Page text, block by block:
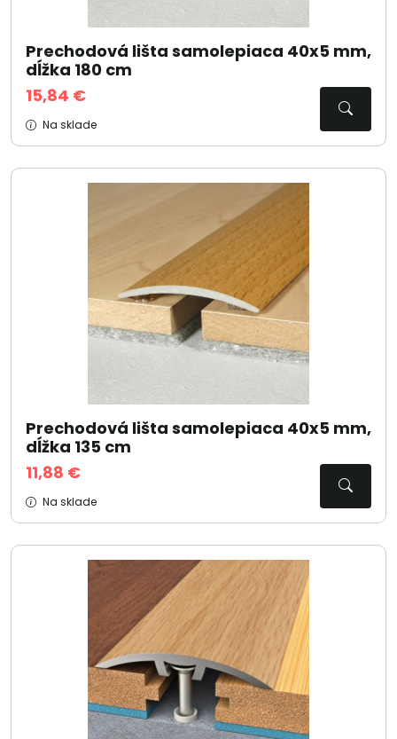
Prechodová lišta samolepiaca 40x5 mm,
dĺžka 180 cm
15,84 €
Na sklade
Prechodová lišta samolepiaca 40x5 mm,
dĺžka 135 cm
11,88 €
Na sklade